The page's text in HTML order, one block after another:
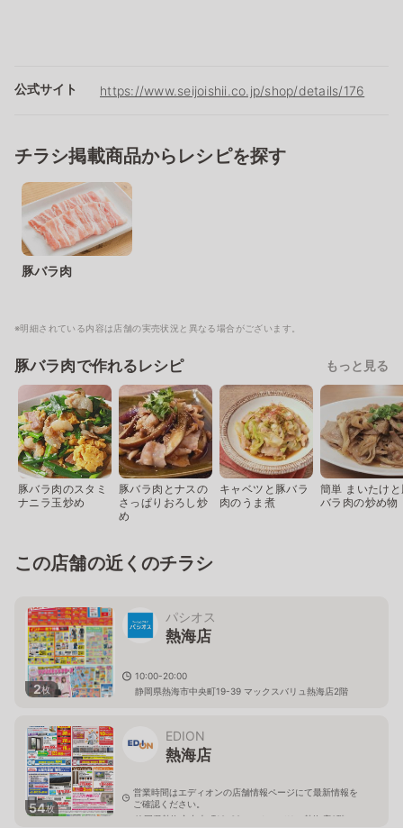
公式サイト https://www.seijoishii.co.jp/shop/details/176
チラシ掲載商品からレシピを探す
豚バラ肉
※明細されている内容は店舗の実売状況と異なる場合がございます。
豚バラ肉で作れるレシピ もっと見る
豚バラ肉のスタミ
ナニラ玉炒め
豚バラ肉とナスの
さっぱりおろし炒
め
キャベツと豚バラ
肉のうま煮
簡単 まいたけ
バラ肉の炒め物
この店舗の近くのチラシ
2枚
パシオス
熱海店
10:00-20:00
静岡県熱海市中央町19-39 マックスバリュ熱海店2階
54枚
EDION
熱海店
営業時間はエディオンの店舗情報ページにて最新情報を
ご確認ください。
静岡県熱海市中央町19-39マックスバリュ熱海店3階